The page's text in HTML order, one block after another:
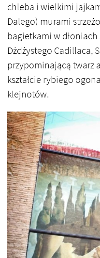
chleba i wielkimi
Dalego) murami
bagietkami w
Dżdżystego Cadillaca,
przypominającą twarz
kształcie rybiego
klejnotów.